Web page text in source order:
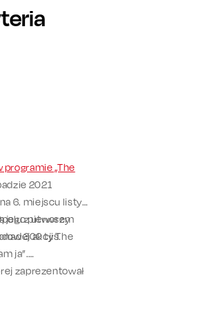
„The
2021
6. miejscu listy
jego pierwszy
300 tys.
z utworem
akcji The
ja”.
zaprezentował